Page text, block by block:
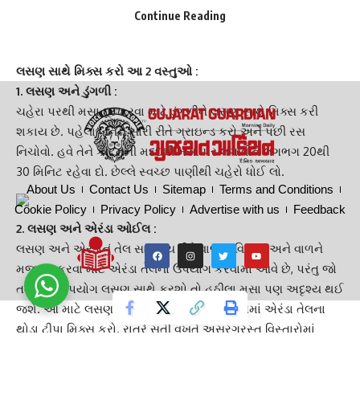
લગભગ 5 થી 6 કલાક સુધી આ રીતે રહેવા દો અને છેલ્લે સ્વચ્છ
લસણ સાથે મિક્સ કરો આ 2 વસ્તુઓ :
1. લસણ અને ડુંગળી :
ચહેરા પરથી મસા દૂર કરવા માટે ડુંગળીનેલસણસાથે મિક્સ કરી
શકાય છે. પહેલા બંનેને સારી રીતે ગ્રાઇન્ડ કરો અને પછી રસ
નિચોવો. હવે તેને કોટનની મદદથી મસા પર લગાવીને લગભગ 20થી
30 મિનિટ રહેવા દો. છેલ્લે સ્વચ્છ પાણીથી ચહેરો ધોઈ લો.
2. લસણ અને એરંડા ઓઈલ :
લસણ અને એરંડાનું તેલ સામાન્ય રીતે વાળના વિકાસ અને વાળને
મજબૂત કરવા માટે એરંડા તેલનો ઉપયોગ કરવામાં આવે છે, પરંતુ જો
તમે તેનો ઉપયોગ લસણ સાથે કરશો તો હઠીલા મસા પણ અદૃશ્ય થઈ
જશે. આ માટે લસણની 2થી 3 કળીઓ લો અને તેમાં એરંડા તેલના
થોડા ટીપા મિક્સ કરો. રાત્રે સૂતી વખતે અસરગ્રસ્ત વિસ્તારોમાં
Continue Reading
About Us Contact Us Sitemap
Terms and Conditions
Cookie Policy
Privacy Policy Advertise with us Feedback